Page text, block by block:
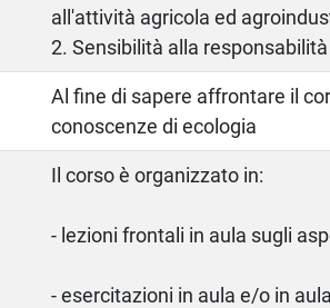
all'attività agricola ed
2. Sensibilità alla
Al fine di sapere affrontare il
conoscenze di ecologia
Il corso è organizzato in:
- lezioni frontali in aula sugli
- esercitazioni in aula e/o in